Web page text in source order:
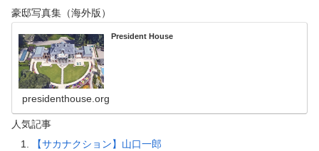
豪邸写真集（海外版）
President House
presidenthouse.org
人気記事
【サカナクション】山口一郎